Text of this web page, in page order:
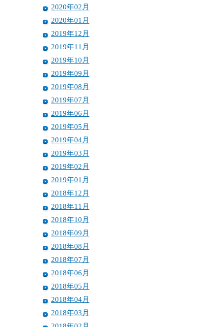
2020年02月
2020年01月
2019年12月
2019年11月
2019年10月
2019年09月
2019年08月
2019年07月
2019年06月
2019年05月
2019年04月
2019年03月
2019年02月
2019年01月
2018年12月
2018年11月
2018年10月
2018年09月
2018年08月
2018年07月
2018年06月
2018年05月
2018年04月
2018年03月